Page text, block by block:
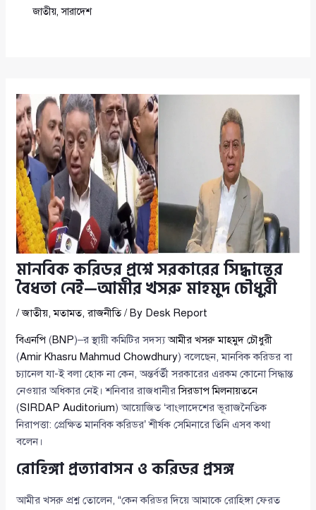
জাতীয়,সারাদেশ
মানবিক করিডর প্রশ্নে সরকারের সিদ্ধান্তের
বৈধতা নেই—আমীর খসরু মাহমুদ চৌধুরী
/জাতীয়,মতামত,রাজনীতি/ By Desk Report
বিএনপি (BNP)–র স্থায়ী কমিটির সদস্যআমীর খসরু মাহমুদ চৌধুরী
(Amir Khasru Mahmud Chowdhury) বলেছেন, মানবিক করিডর বা
চ্যানেল যা-ই বলা হোক না কেন, অন্তর্বর্তী সরকারের এরকম কোনো সিদ্ধান্ত
নেওয়ার অধিকার নেই। শনিবার রাজধানীরসিরডাপ মিলনায়তনে
(SIRDAP Auditorium) আয়োজিত ‘বাংলাদেশের ভূরাজনৈতিক
নিরাপত্তা: প্রেক্ষিত মানবিক করিডর’ শীর্ষক সেমিনারে তিনি এসব কথা
বলেন।
রোহিঙ্গা প্রত্যাবাসন ও করিডর প্রসঙ্গ
আমীর খসরু প্রশ্ন তোলেন, “কেন করিডর দিয়ে আমাকে রোহিঙ্গা ফেরত